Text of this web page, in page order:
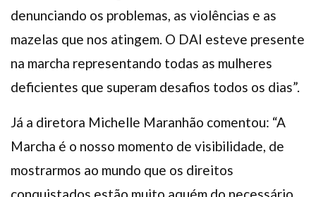
denunciando os problemas, as violências e as
mazelas que nos atingem. O DAI esteve presente
na marcha representando todas as mulheres
deficientes que superam desafios todos os dias”.
Já a diretora Michelle Maranhão comentou: “A
Marcha é o nosso momento de visibilidade, de
mostrarmos ao mundo que os direitos